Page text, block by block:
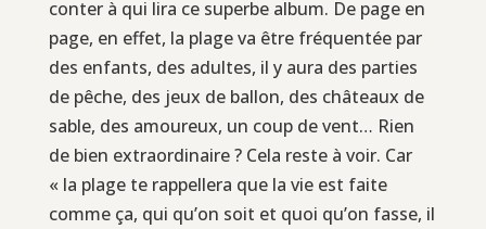
conter à qui lira ce superbe album. De page en
page, en effet, la plage va être fréquentée par
des enfants, des adultes, il y aura des parties
de pêche, des jeux de ballon, des châteaux de
sable, des amoureux, un coup de vent… Rien
de bien extraordinaire ? Cela reste à voir. Car
« la plage te rappellera que la vie est faite
comme ça, qui qu’on soit et quoi qu’on fasse, il